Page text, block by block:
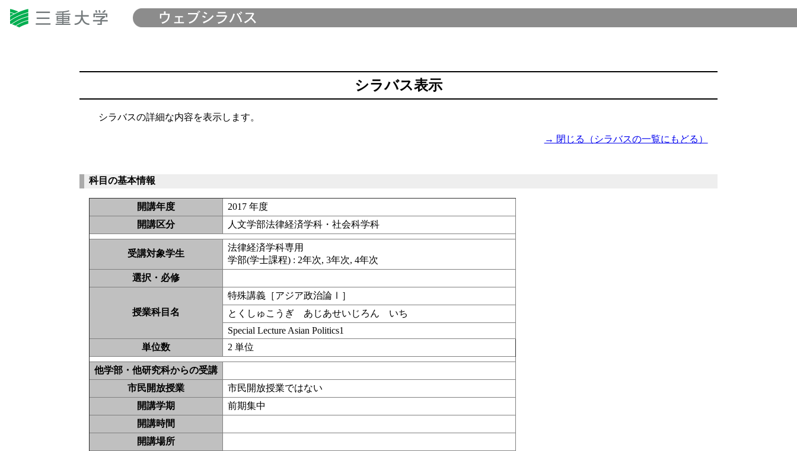
シラバス表示
シラバスの詳細な内容を表示します。
→ 閉じる（シラバスの一覧にもどる）
科目の基本情報
開講年度
2017 年度
開講区分
人文学部法律経済学科・社会科学科
受講対象学生
法律経済学科専用
学部(学士課程) : 2年次, 3年次, 4年次
選択・必修
授業科目名
特殊講義［アジア政治論Ⅰ］
とくしゅこうぎ あじあせいじろん いち
Special Lecture Asian Politics1
単位数
2 単位
他学部・他研究科からの受講
市民開放授業
市民開放授業ではない
開講学期
前期集中
開講時間
開講場所